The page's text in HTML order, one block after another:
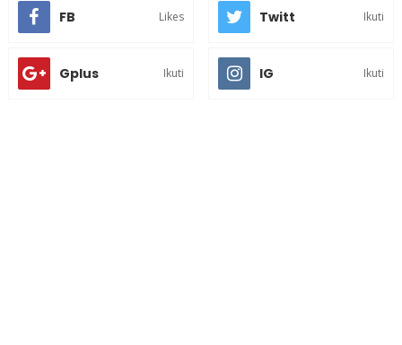
FB Likes Twitt Ikuti
Gplus Ikuti IG Ikuti